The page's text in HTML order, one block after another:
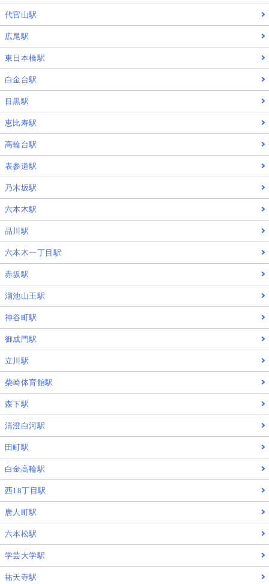
代官山駅
広尾駅
東日本橋駅
白金台駅
目黒駅
恵比寿駅
高輪台駅
表参道駅
乃木坂駅
六本木駅
品川駅
六本木一丁目駅
赤坂駅
溜池山王駅
神谷町駅
御成門駅
立川駅
柴崎体育館駅
森下駅
清澄白河駅
田町駅
白金高輪駅
西18丁目駅
唐人町駅
六本松駅
学芸大学駅
祐天寺駅